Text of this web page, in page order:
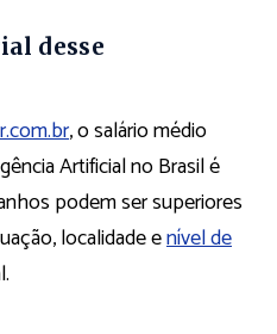
desse
, o salário médio
Artificial no Brasil é
podem ser superiores
localidade enível de